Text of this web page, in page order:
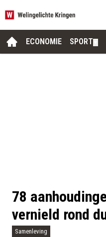
ECONOMIE SPORT
78
vernield rond
Samenleving